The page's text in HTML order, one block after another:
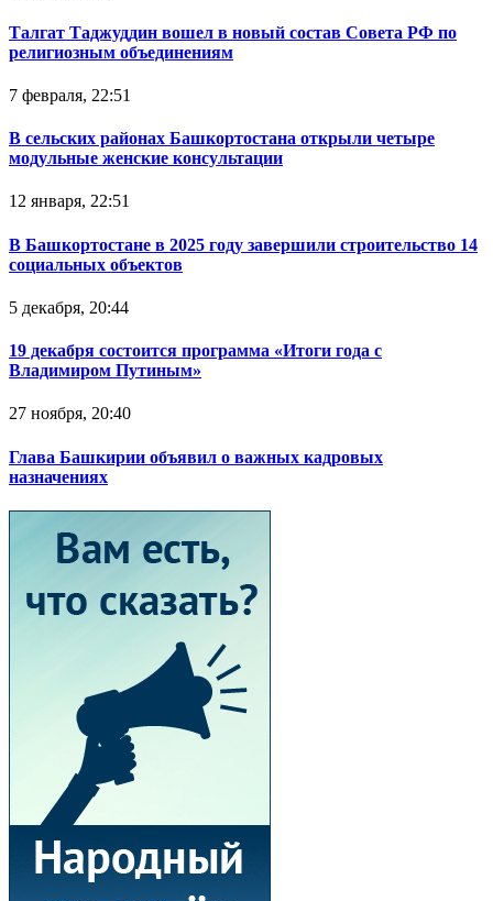
Талгат Таджуддин вошел в новый состав Совета РФ по
религиозным объединениям
7 февраля, 22:51
В сельских районах Башкортостана открыли четыре
модульные женские консультации
12 января, 22:51
В Башкортостане в 2025 году завершили строительство 14
социальных объектов
5 декабря, 20:44
19 декабря состоится программа «Итоги года с
Владимиром Путиным»
27 ноября, 20:40
Глава Башкирии объявил о важных кадровых
назначениях